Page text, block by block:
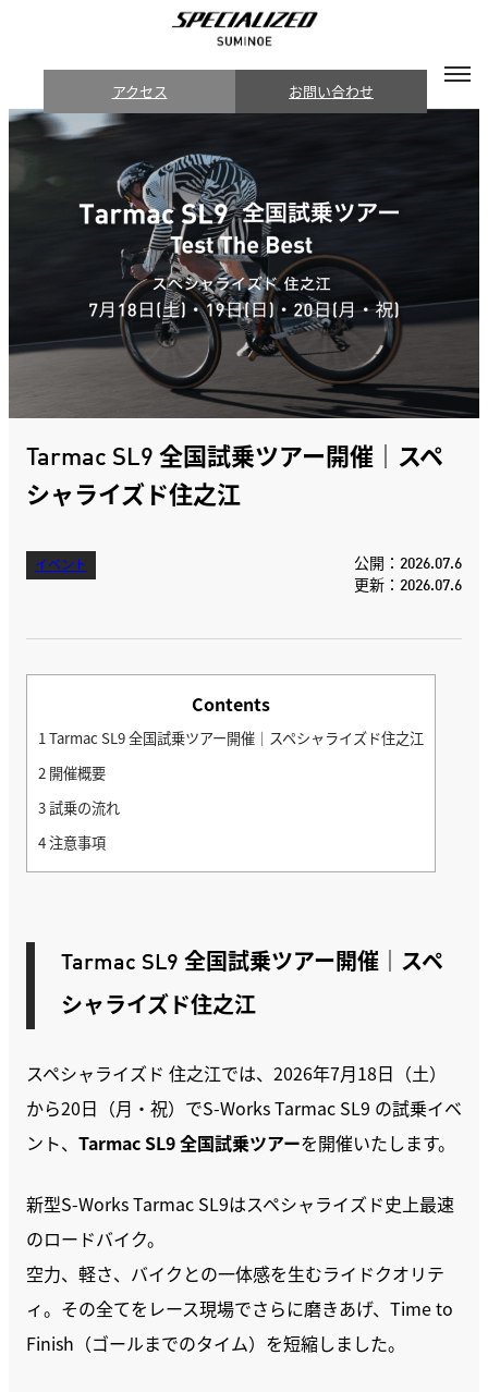
アクセス お問い合わせ
Tarmac SL9 全国試乗ツアー開催｜スペ
シャライズド住之江
イベント
公開：2026.07.6
更新：2026.07.6
Contents
1Tarmac SL9 全国試乗ツアー開催｜スペシャライズド住之江
2 開催概要
3試乗の流れ
4注意事項
Tarmac SL9 全国試乗ツアー開催｜スペ
シャライズド住之江
スペシャライズド 住之江では、2026年7月18日（土）
から20日（月・祝）でS-Works Tarmac SL9 の試乗イベ
ント、 Tarmac SL9 全国試乗ツアーを開催いたします。
新型S-Works Tarmac SL9はスペシャライズド史上最速
のロードバイク。
空力、軽さ、バイクとの一体感を生むライドクオリテ
ィ。その全てをレース現場でさらに磨きあげ、Time to
Finish（ゴールまでのタイム）を短縮しました。